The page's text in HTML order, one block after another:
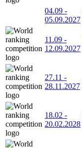
04.09 -
05.09.2027
11.09 -
12.09.2027
27.11 -
28.11.2027
18.02 -
20.02.2028